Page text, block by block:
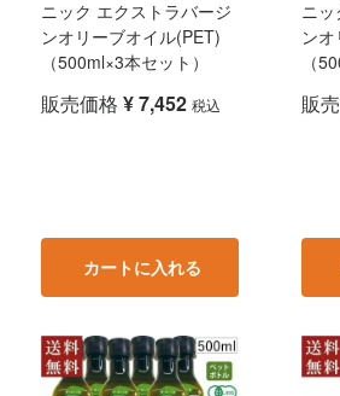
ニック エクストラバージ
ンオリーブオイル(PET)
（500ml×3本セット）
販売価格 ¥7,452 税込
カートに入れる
ニ
ン
（
販